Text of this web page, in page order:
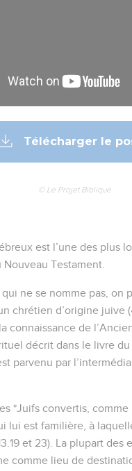
Télécharger le
© Le Projet Biblique
est l’une des plus
Testament.
qui ne se nomme pas, on
chrétien d’origine juive
la connaissance de
décrit dans le livre du
parvenu par
*Juifs convertis,
lui est familière, à
et 23). La plupart des
comme lieu de